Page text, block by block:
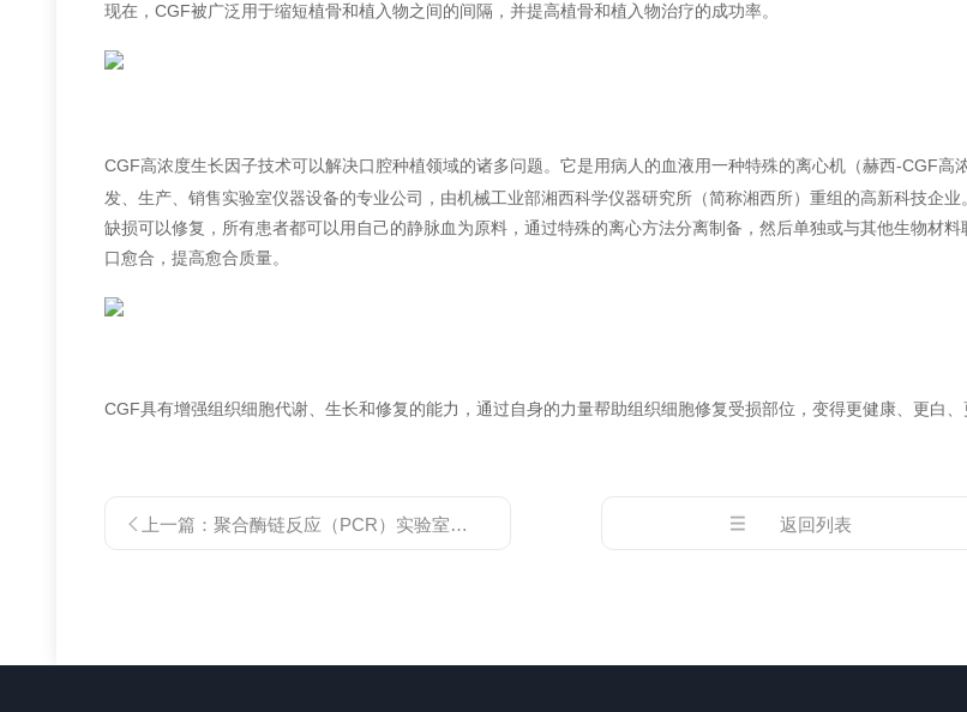
现在，CGF被广泛用于缩短植骨和植入物之间的间隔，并提高植骨和植入物治疗的成功率。
CGF高浓度生长因子技术可以解决口腔种植领域的诸多问题。它是用病人的血液用一种特殊的离心机（赫西-CGF高
发、生产、销售实验室仪器设备的专业公司，由机械工业部湘西科学仪器研究所（简称湘西所）重组的高新科技企
缺损可以修复，所有患者都可以用自己的静脉血为原料，通过特殊的离心方法分离制备，然后单独或与其他生物材
口愈合，提高愈合质量。
CGF具有增强组织细胞代谢、生长和修复的能力，通过自身的力量帮助组织细胞修复受损部位，变得更健康、更白、
上一篇：聚合酶链反应（PCR）实验室、核酸检测用离心机 返回列表